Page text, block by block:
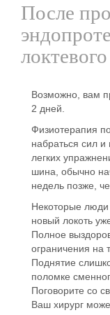
После
Возможно, вам
2 дней.
Физиотерапия
набраться сил и
легких
шина, обычно
недель позже,
Некоторые люди
новый локоть
Полное
ограничения на
Поднятие
поломке
Поговорите со
Ваш хирург